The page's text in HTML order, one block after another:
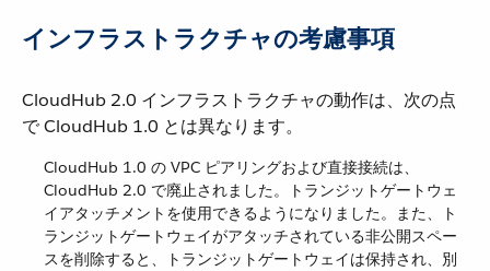
インフラストラクチャの考慮事項
CloudHub 2.0 インフラストラクチャの動作は、次の点
で CloudHub 1.0 とは異なります。
CloudHub 1.0 の VPC ピアリングおよび直接接続は、
CloudHub 2.0 で廃止されました。トランジットゲートウェ
イアタッチメントを使用できるようになりました。また、ト
ランジットゲートウェイがアタッチされている非公開スペー
スを削除すると、トランジットゲートウェイは保持され、別